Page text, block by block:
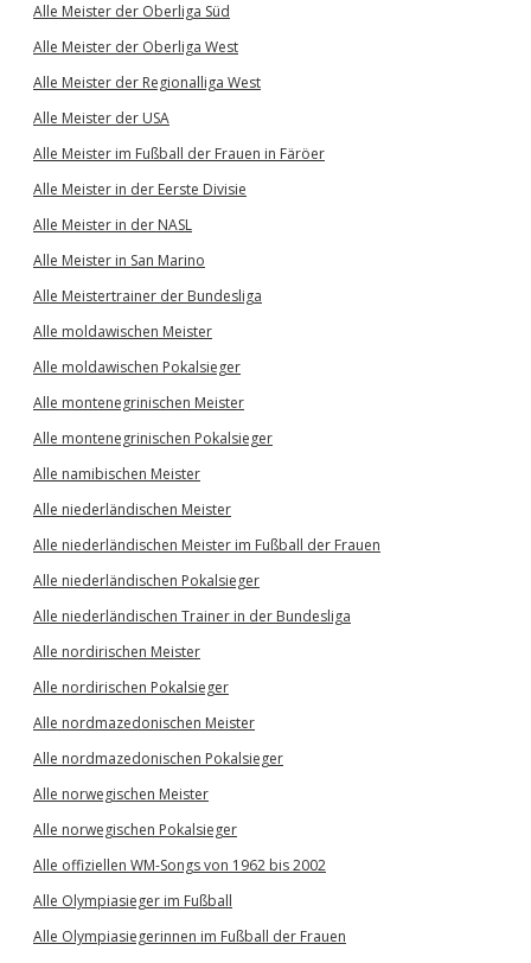
Alle Meister der Oberliga Süd
Alle Meister der Oberliga West
Alle Meister der Regionalliga West
Alle Meister der USA
Alle Meister im Fußball der Frauen in Färöer
Alle Meister in der Eerste Divisie
Alle Meister in der NASL
Alle Meister in San Marino
Alle Meistertrainer der Bundesliga
Alle moldawischen Meister
Alle moldawischen Pokalsieger
Alle montenegrinischen Meister
Alle montenegrinischen Pokalsieger
Alle namibischen Meister
Alle niederländischen Meister
Alle niederländischen Meister im Fußball der Frauen
Alle niederländischen Pokalsieger
Alle niederländischen Trainer in der Bundesliga
Alle nordirischen Meister
Alle nordirischen Pokalsieger
Alle nordmazedonischen Meister
Alle nordmazedonischen Pokalsieger
Alle norwegischen Meister
Alle norwegischen Pokalsieger
Alle offiziellen WM-Songs von 1962 bis 2002
Alle Olympiasieger im Fußball
Alle Olympiasiegerinnen im Fußball der Frauen